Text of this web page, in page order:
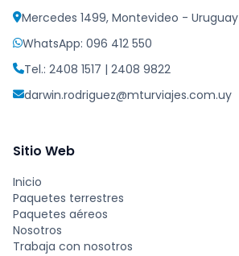
Mercedes 1499, Montevideo - Uruguay
WhatsApp: 096 412 550
Tel.: 2408 1517 | 2408 9822
darwin.rodriguez@mturviajes.com.uy
Sitio Web
Inicio
Paquetes terrestres
Paquetes aéreos
Nosotros
Trabaja con nosotros